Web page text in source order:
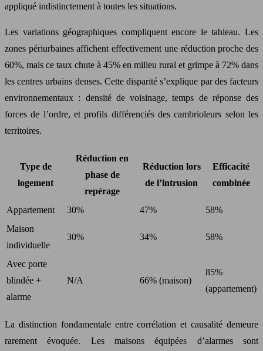
appliqué indistinctement à toutes les situations.
Les variations géographiques compliquent encore le tableau. Les
zones périurbaines affichent effectivement une réduction proche des
60%, mais ce taux chute à 45% en milieu rural et grimpe à 72% dans
les centres urbains denses. Cette disparité s’explique par des facteurs
environnementaux : densité de voisinage, temps de réponse des
forces de l’ordre, et profils différenciés des cambrioleurs selon les
territoires.
Type de
logement
Réduction en
phase de
repérage
Réduction lors
de l’intrusion
Efficacité
combinée
Appartement 30% 47%
58%
Maison
individuelle
30% 34% 58%
Avec porte
blindée +
alarme
N/A 66% (maison)
85%
(appartement)
La distinction fondamentale entre corrélation et causalité demeure
rarement évoquée. Les maisons équipées d’alarmes sont